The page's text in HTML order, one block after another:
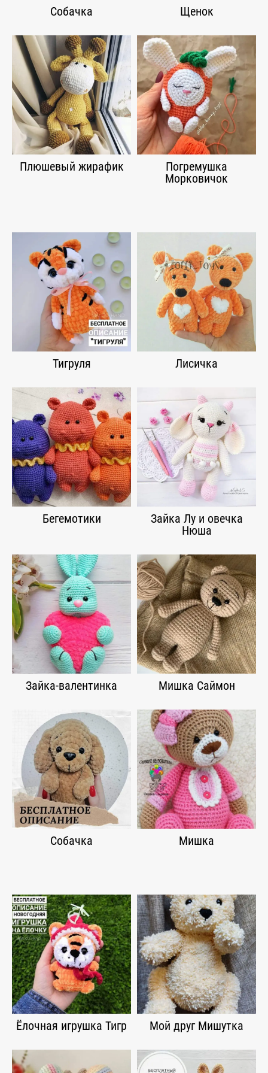
Собачка Щенок
Плюшевый жирафик
Погремушка
Морковичок
Тигруля Лисичка
Бегемотики
Зайка Лу и овечка
Нюша
Зайка-валентинка Мишка Саймон
Собачка Мишка
Ёлочная игрушка Тигр Мой друг Мишутка